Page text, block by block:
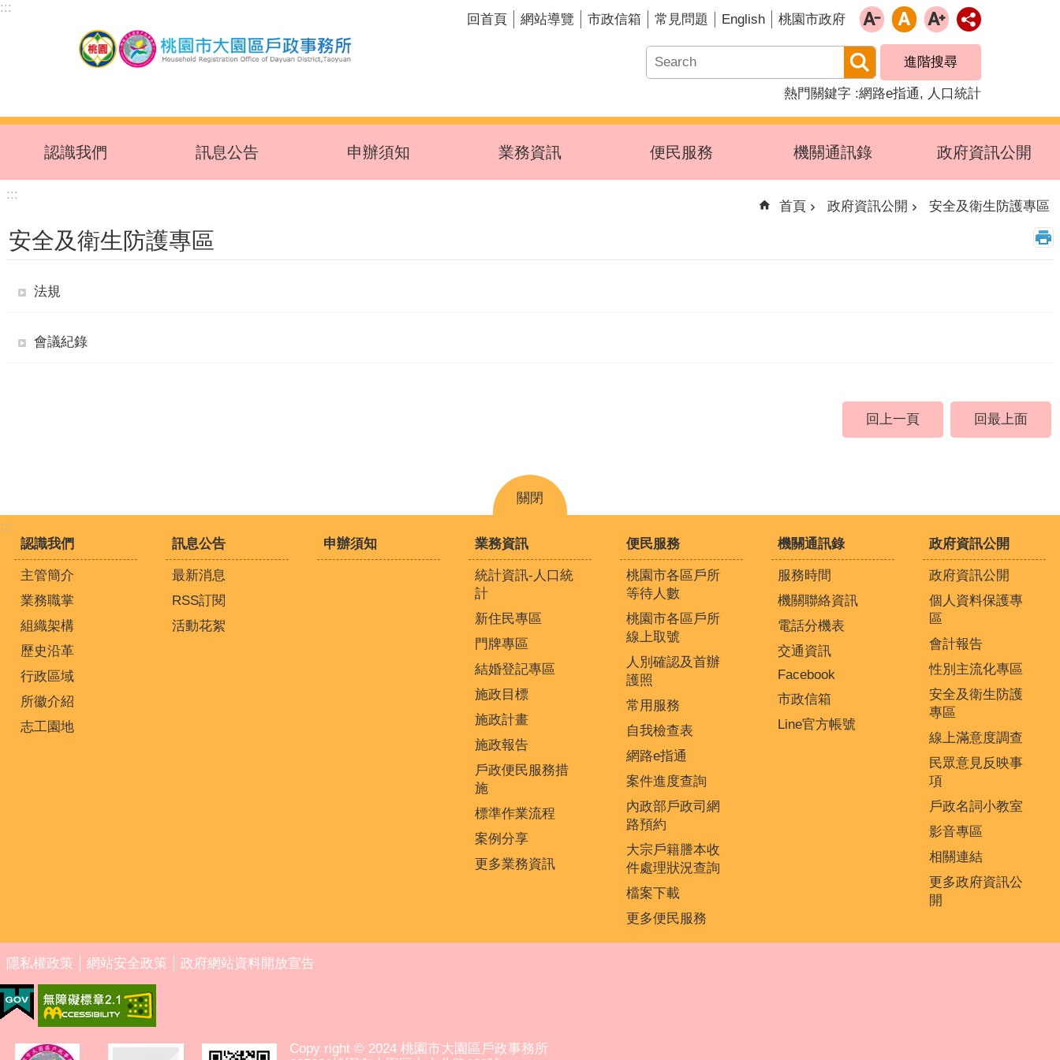
跳到主要內容區塊
:::
回首頁 網站導覽 市政信箱 常見問題 English 桃園市政府
進階搜尋
熱門關鍵字 網路e指通 人口統計
認識我們 訊息公告 申辦須知 業務資訊 便民服務 機關通訊錄 政府資訊公開
:::
首頁 政府資訊公開 安全及衛生防護專區
安全及衛生防護專區
法規
會議紀錄
回上一頁 回最上面
關閉
:::
認識我們
主管簡介
業務職掌
組織架構
歷史沿革
行政區域
所徽介紹
志工園地
訊息公告
最新消息
RSS訂閱
活動花絮
申辦須知 業務資訊
統計資訊-人口統
計
新住民專區
門牌專區
結婚登記專區
施政目標
施政計畫
施政報告
戶政便民服務措
施
標準作業流程
案例分享
更多業務資訊
便民服務
桃園市各區戶所
等待人數
桃園市各區戶所
線上取號
人別確認及首辦
護照
常用服務
自我檢查表
網路e指通
案件進度查詢
內政部戶政司網
路預約
大宗戶籍謄本收
件處理狀況查詢
檔案下載
更多便民服務
機關通訊錄
服務時間
機關聯絡資訊
電話分機表
交通資訊
Facebook
市政信箱
Line官方帳號
政府資訊公開
政府資訊公開
個人資料保護專
區
會計報告
性別主流化專區
安全及衛生防護
專區
線上滿意度調查
民眾意見反映事
項
戶政名詞小教室
影音專區
相關連結
更多政府資訊公
開
隱私權政策 網站安全政策 政府網站資料開放宣告
Copy right © 2024 桃園市大園區戶政事務所